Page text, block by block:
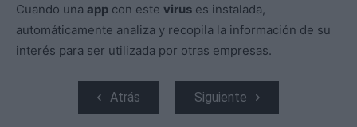
Cuando una app con este virus es instalada,
automáticamente analiza y recopila la información de su
interés para ser utilizada por otras empresas.
Atrás Siguiente